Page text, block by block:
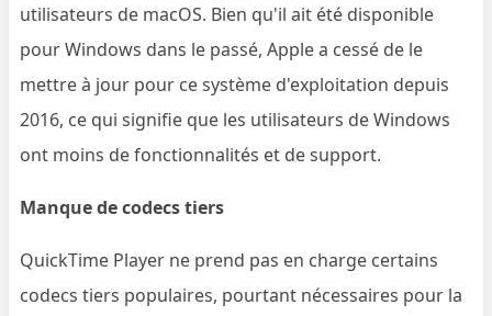
utilisateurs de macOS. Bien qu'il ait été disponible
pour Windows dans le passé, Apple a cessé de le
mettre à jour pour ce système d'exploitation depuis
2016, ce qui signifie que les utilisateurs de Windows
ont moins de fonctionnalités et de support.
Manque de codecs tiers
QuickTime Player ne prend pas en charge certains
codecs tiers populaires, pourtant nécessaires pour la